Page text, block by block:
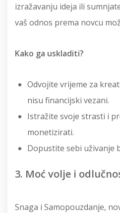
izražavanju ideja ili
vaš odnos prema novcu
Kako ga uskladiti?
Odvojite vrijeme za
nisu financijski vezani.
Istražite svoje strasti i
monetizirati.
Dopustite sebi uživanje
3. Moć volje i
Snaga i Samopouzdanje,